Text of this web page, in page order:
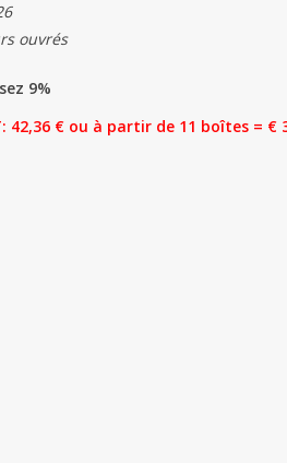
ouvrés
9%
42,36 € ou à partir de 11 boîtes = €